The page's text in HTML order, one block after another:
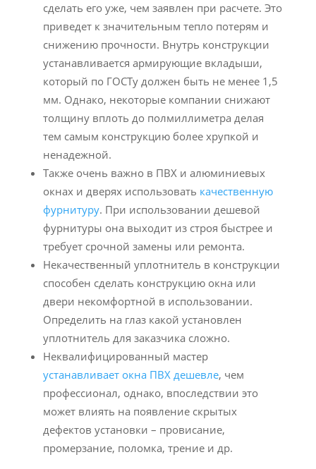
сделать его уже, чем заявлен при расчете. Это
приведет к значительным тепло потерям и
снижению прочности. Внутрь конструкции
устанавливается армирующие вкладыши,
который по ГОСТу должен быть не менее 1,5
мм. Однако, некоторые компании снижают
толщину вплоть до полмиллиметра делая
тем самым конструкцию более хрупкой и
ненадежной.
Также очень важно в ПВХ и алюминиевых
окнах и дверях использовать качественную
фурнитуру. При использовании дешевой
фурнитуры она выходит из строя быстрее и
требует срочной замены или ремонта.
Некачественный уплотнитель в конструкции
способен сделать конструкцию окна или
двери некомфортной в использовании.
Определить на глаз какой установлен
уплотнитель для заказчика сложно.
Неквалифицированный мастер
устанавливает окна ПВХ дешевле, чем
профессионал, однако, впоследствии это
может влиять на появление скрытых
дефектов установки – провисание,
промерзание, поломка, трение и др.